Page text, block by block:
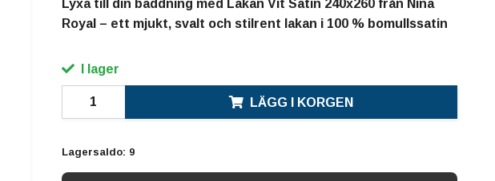
Lyxa till din bäddning med Lakan Vit Satin 240x260 från Nina
Royal – ett mjukt, svalt och stilrent lakan i 100 % bomullssatin
I lager
LÄGG I KORGEN
Lagersaldo: 9